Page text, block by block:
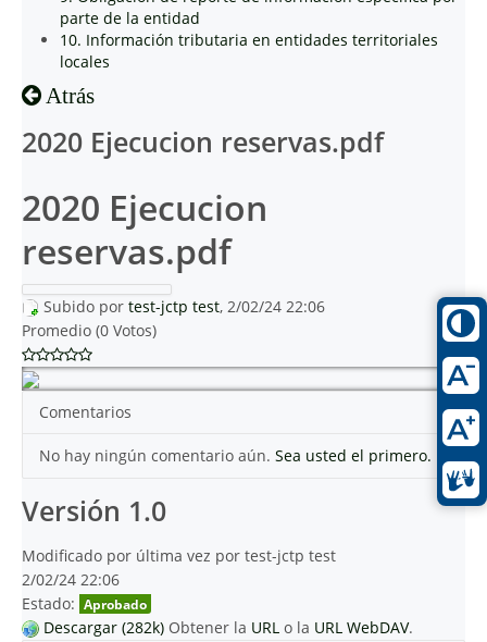
parte de la entidad
10. Información tributaria en entidades territoriales
locales
Atrás
2020 Ejecucion reservas.pdf
2020 Ejecucion
reservas.pdf
Subido por test-jctp test, 2/02/24 22:06
Promedio (0 Votos)
Comentarios
No hay ningún comentario aún. Sea usted el primero.
Versión 1.0
Modificado por última vez por test-jctp test
2/02/24 22:06
Estado: Aprobado
Descargar (282k) Obtener la URL o la URL WebDAV.